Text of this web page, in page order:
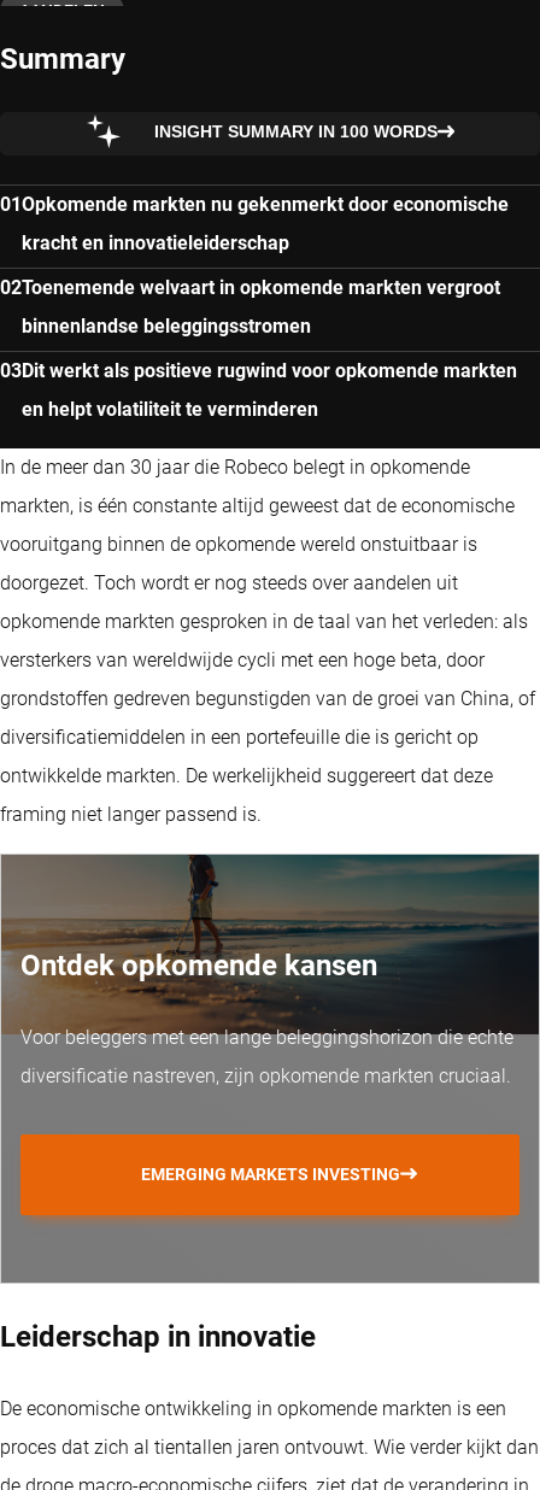
AANDELEN
Summary
INSIGHT SUMMARY IN 100 WORDS
Opkomende markten nu gekenmerkt door economische
kracht en innovatieleiderschap
Toenemende welvaart in opkomende markten vergroot
binnenlandse beleggingsstromen
Dit werkt als positieve rugwind voor opkomende markten
en helpt volatiliteit te verminderen
In de meer dan 30 jaar die Robeco belegt in opkomende
markten, is één constante altijd geweest dat de economische
vooruitgang binnen de opkomende wereld onstuitbaar is
doorgezet. Toch wordt er nog steeds over aandelen uit
opkomende markten gesproken in de taal van het verleden: als
versterkers van wereldwijde cycli met een hoge beta, door
grondstoffen gedreven begunstigden van de groei van China, of
diversificatiemiddelen in een portefeuille die is gericht op
ontwikkelde markten. De werkelijkheid suggereert dat deze
framing niet langer passend is.
Ontdek opkomende kansen
Voor beleggers met een lange beleggingshorizon die echte
diversificatie nastreven, zijn opkomende markten cruciaal.
EMERGING MARKETS INVESTING
Leiderschap in innovatie
De economische ontwikkeling in opkomende markten is een
proces dat zich al tientallen jaren ontvouwt. Wie verder kijkt dan
de droge macro-economische cijfers, ziet dat de verandering in